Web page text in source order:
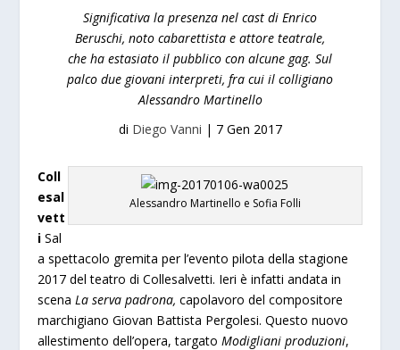
Significativa la presenza nel cast di Enrico
Beruschi, noto cabarettista e attore teatrale,
che ha estasiato il pubblico con alcune gag. Sul
palco due giovani interpreti, fra cui il colligiano
Alessandro Martinello
di Diego Vanni | 7 Gen 2017
Alessandro Martinello e Sofia Folli
Coll
esal
vett
iSal
a spettacolo gremita per l’evento pilota della stagione
2017 del teatro di Collesalvetti. Ieri è infatti andata in
scenaLa serva padrona, capolavoro del compositore
marchigiano Giovan Battista Pergolesi. Questo nuovo
allestimento dell’opera, targatoModigliani produzioni,